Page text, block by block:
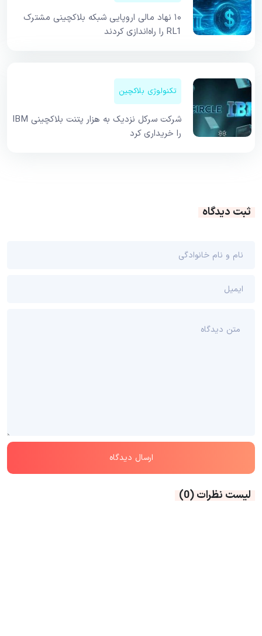
۱۰ نهاد مالی اروپایی شبکه بلاکچینی مشترک
RL1 را راه‌اندازی کردند
تکنولوژی بلاکچین
شرکت سرکل نزدیک به هزار پتنت بلاکچینی IBM
را خریداری کرد
ثبت دیدگاه
لیست نظرات(0)